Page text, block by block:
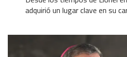
adquirió un lugar clave en su